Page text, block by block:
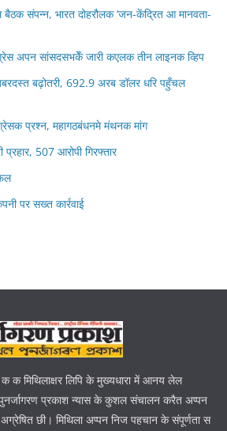
बैठक संपन्न, भारत दोहरौलक ‘जन-केंद्रित आ मानवता-
अपन सांसदसभकेँ जारी कएलक तीन लाइनक व्हिप
बढ़ोतरी, 692.9 अरब डॉलर धरि पहुँचल
प्रश्न, महागठबंधनमे मंथनक मांग
प्रहार, 507 आरोपी गिरफ्तार
पर सख्त कार्रवाई
क क मिथिलाक्षर लिपि के मुख्यधारा में आनय लेल
पुनर्जागरण प्रकाश न्यास के कुशल संचालन करैत अप्पन
छी। मिथिला अप्पन निज पहचान के संपूर्णता स